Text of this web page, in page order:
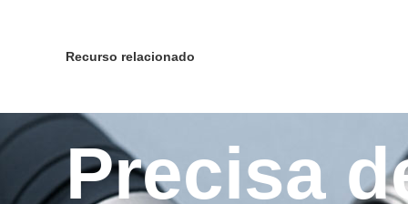
Recurso relacionado
Precisa